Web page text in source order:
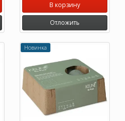
В корзину
Отложить
Новинка